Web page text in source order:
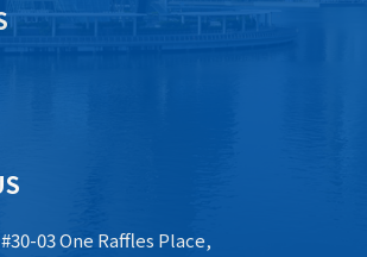
03 One Raffles Place,